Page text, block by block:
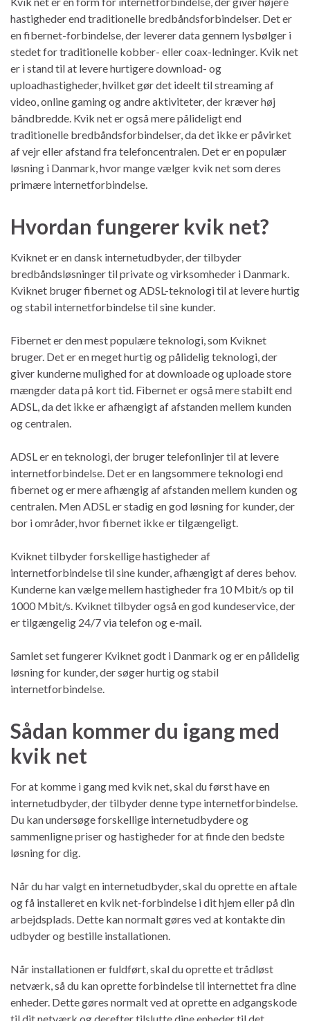
hastigheder end traditionelle bredbåndsforbindelser. Det er
en fibernet-forbindelse, der leverer data gennem lysbølger i
stedet for traditionelle kobber- eller coax-ledninger. Kvik net
er i stand til at levere hurtigere download- og
uploadhastigheder, hvilket gør det ideelt til streaming af
video, online gaming og andre aktiviteter, der kræver høj
båndbredde. Kvik net er også mere pålideligt end
traditionelle bredbåndsforbindelser, da det ikke er påvirket
af vejr eller afstand fra telefoncentralen. Det er en populær
løsning i Danmark, hvor mange vælger kvik net som deres
primære internetforbindelse.
Hvordan fungerer kvik net?
Kviknet er en dansk internetudbyder, der tilbyder
bredbåndsløsninger til private og virksomheder i Danmark.
Kviknet bruger fibernet og ADSL-teknologi til at levere hurtig
og stabil internetforbindelse til sine kunder.
Fibernet er den mest populære teknologi, som Kviknet
bruger. Det er en meget hurtig og pålidelig teknologi, der
giver kunderne mulighed for at downloade og uploade store
mængder data på kort tid. Fibernet er også mere stabilt end
ADSL, da det ikke er afhængigt af afstanden mellem kunden
og centralen.
ADSL er en teknologi, der bruger telefonlinjer til at levere
internetforbindelse. Det er en langsommere teknologi end
fibernet og er mere afhængig af afstanden mellem kunden og
centralen. Men ADSL er stadig en god løsning for kunder, der
bor i områder, hvor fibernet ikke er tilgængeligt.
Kviknet tilbyder forskellige hastigheder af
internetforbindelse til sine kunder, afhængigt af deres behov.
Kunderne kan vælge mellem hastigheder fra 10 Mbit/s op til
1000 Mbit/s. Kviknet tilbyder også en god kundeservice, der
er tilgængelig 24/7 via telefon og e-mail.
Samlet set fungerer Kviknet godt i Danmark og er en pålidelig
løsning for kunder, der søger hurtig og stabil
internetforbindelse.
Sådan kommer du igang med
kvik net
For at komme i gang med kvik net, skal du først have en
internetudbyder, der tilbyder denne type internetforbindelse.
Du kan undersøge forskellige internetudbydere og
sammenligne priser og hastigheder for at finde den bedste
løsning for dig.
Når du har valgt en internetudbyder, skal du oprette en aftale
og få installeret en kvik net-forbindelse i dit hjem eller på din
arbejdsplads. Dette kan normalt gøres ved at kontakte din
udbyder og bestille installationen.
Når installationen er fuldført, skal du oprette et trådløst
netværk, så du kan oprette forbindelse til internettet fra dine
enheder. Dette gøres normalt ved at oprette en adgangskode
til dit netværk og derefter tilslutte dine enheder til det